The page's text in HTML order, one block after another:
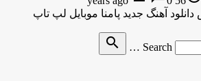
Search …
search